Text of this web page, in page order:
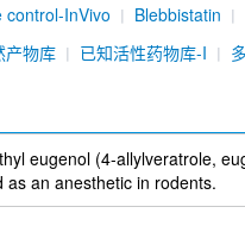
control-InVivo
Blebbistatin
control-InVivo
2,2,2-Tribromoethanol
D-(+)-Trehalose
GSK805
CTGF)
Vimentin Antibody
产物库 已知活性药物库-I
eugenol (4-allylveratrole,
as an anesthetic in rodents.